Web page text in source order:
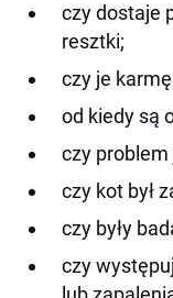
czy dostaje
resztki;
czy je
od kiedy są
czy problem
czy kot był
czy były
czy